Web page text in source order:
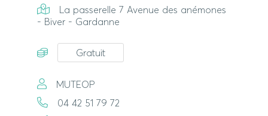
La passerelle 7 Avenue des anémones
- Biver - Gardanne
Gratuit
MUTEOP
04 42 51 79 72